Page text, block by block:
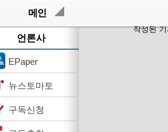
메인
언론사
EPaper
뉴스토마토
구독신청
작성된